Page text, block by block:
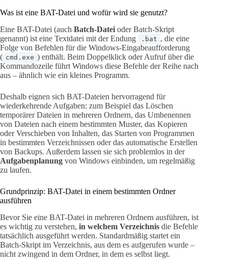
Was ist eine BAT-Datei und wofür wird sie genutzt?
Eine BAT-Datei (auch Batch-Datei oder Batch-Skript
genannt) ist eine Textdatei mit der Endung
.bat , die eine
Folge von Befehlen für die Windows-Eingabeaufforderung
( cmd.exe ) enthält. Beim Doppelklick oder Aufruf über die
Kommandozeile führt Windows diese Befehle der Reihe nach
aus – ähnlich wie ein kleines Programm.
Deshalb eignen sich BAT-Dateien hervorragend für
wiederkehrende Aufgaben: zum Beispiel das Löschen
temporärer Dateien in mehreren Ordnern, das Umbenennen
von Dateien nach einem bestimmten Muster, das Kopieren
oder Verschieben von Inhalten, das Starten von Programmen
in bestimmten Verzeichnissen oder das automatische Erstellen
von Backups. Außerdem lassen sie sich problemlos in der
Aufgabenplanung von Windows einbinden, um regelmäßig
zu laufen.
Grundprinzip: BAT-Datei in einem bestimmten Ordner
ausführen
Bevor Sie eine BAT-Datei in mehreren Ordnern ausführen, ist
es wichtig zu verstehen, in welchem Verzeichnis die Befehle
tatsächlich ausgeführt werden. Standardmäßig startet ein
Batch-Skript im Verzeichnis, aus dem es aufgerufen wurde –
nicht zwingend in dem Ordner, in dem es selbst liegt.